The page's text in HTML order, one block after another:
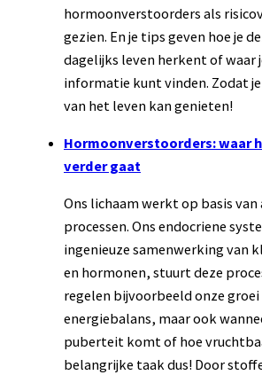
hormoonverstoorders als
gezien. En je tips geven hoe je
dagelijks leven herkent of waar
informatie kunt vinden. Zodat
van het leven kan genieten!
Hormoonverstoorders: waar
verder gaat
Ons lichaam werkt op basis
processen. Ons endocriene
ingenieuze samenwerking van
en hormonen, stuurt deze
regelen bijvoorbeeld onze groei
energiebalans, maar ook
puberteit komt of hoe
belangrijke taak dus! Door